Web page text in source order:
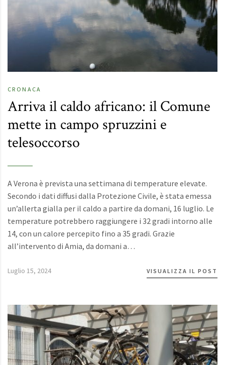
CRONACA
Arriva il caldo africano: il Comune
mette in campo spruzzini e
telesoccorso
A Verona è prevista una settimana di temperature elevate.
Secondo i dati diffusi dalla Protezione Civile, è stata emessa
un’allerta gialla per il caldo a partire da domani, 16 luglio. Le
temperature potrebbero raggiungere i 32 gradi intorno alle
14, con un calore percepito fino a 35 gradi. Grazie
all’intervento di Amia, da domani a…
Luglio 15, 2024 VISUALIZZA IL POST